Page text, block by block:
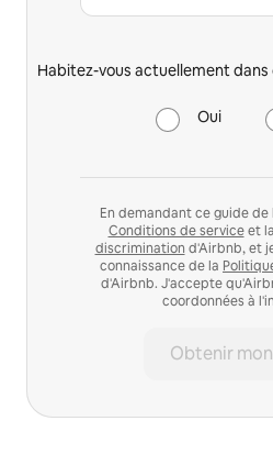
Habitez-vous actuellement
Oui
En demandant ce guide
Conditions de serviceet la
discrimination d'Airbnb, et
connaissance de la
d'Airbnb. J'accepte
coordonnées à
Obtenir